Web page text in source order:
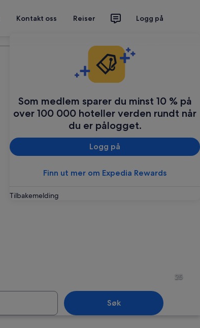
Kontakt oss Reiser Logg på
Som medlem sparer du minst 10 % på
over 100 000 hoteller verden rundt når
du er pålogget.
Logg på
Finn ut mer om Expedia Rewards
Tilbakemelding
25
Søk